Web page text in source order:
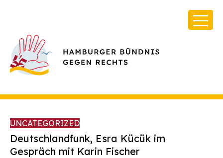
UNCATEGORIZED
Deutschlandfunk, Esra Kücük im
Gespräch mit Karin Fischer